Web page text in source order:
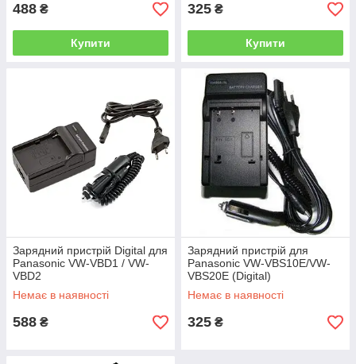
488 ₴
Купити
325 ₴
Купити
Зарядний пристрій Digital для
Panasonic VW-VBD1 / VW-
VBD2
Немає в наявності
588 ₴
Зарядний пристрій для
Panasonic VW-VBS10E/VW-
VBS20E (Digital)
Немає в наявності
325 ₴